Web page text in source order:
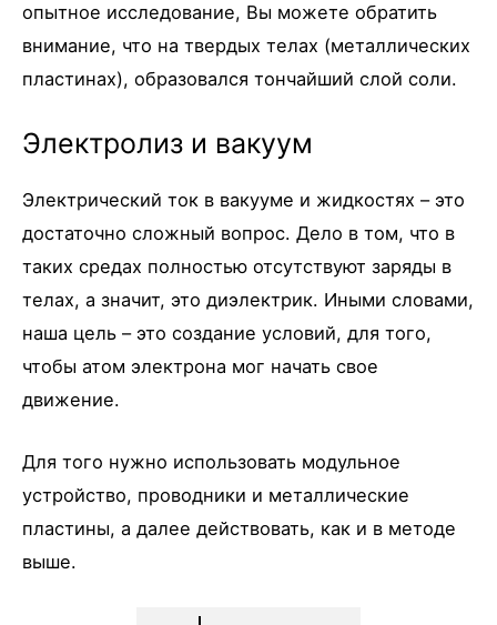
опытное исследование, Вы можете обратить
внимание, что на твердых телах (металлических
пластинах), образовался тончайший слой соли.
Электролиз и вакуум
Электрический ток в вакууме и жидкостях – это
достаточно сложный вопрос. Дело в том, что в
таких средах полностью отсутствуют заряды в
телах, а значит, это диэлектрик. Иными словами,
наша цель – это создание условий, для того,
чтобы атом электрона мог начать свое
движение.
Для того нужно использовать модульное
устройство, проводники и металлические
пластины, а далее действовать, как и в методе
выше.